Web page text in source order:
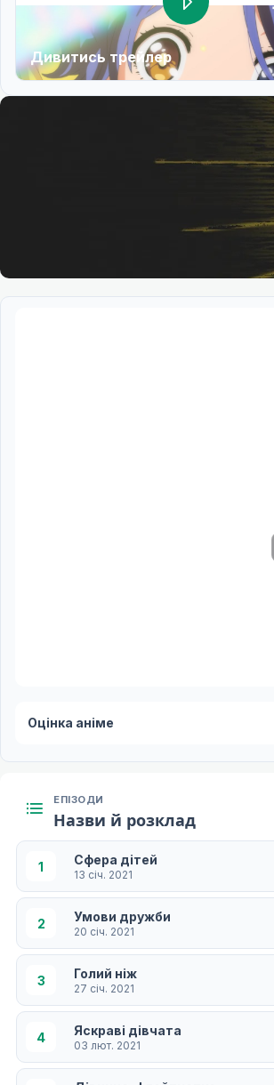
Дивитись трейлер
Оцінка аніме
ЕПІЗОДИ
Назви й розклад
1 Сфера дітей
13 січ. 2021
2 Умови дружби
20 січ. 2021
3 Голий ніж
27 січ. 2021
4 Яскраві дівчата
03 лют. 2021